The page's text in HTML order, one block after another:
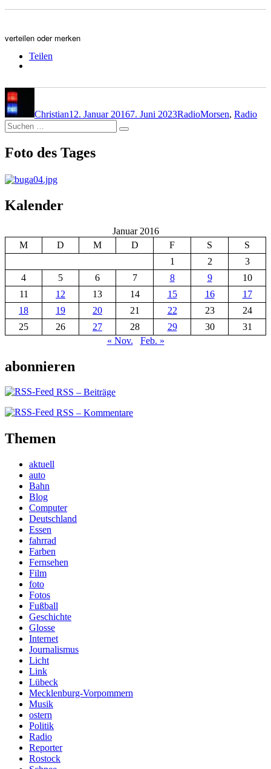
verteilen oder merken
Teilen
Christian12. Januar 20167. Juni 2023RadioMorsen, Radio
Suchen
nach:
Suchen
Foto des Tages
Kalender
Januar 2016
M
D M D F S
S
1
2
3
4
5 6 7 8 9
10
11
12 13 14 15 16
17
18
19 20 21 22 23
24
25
26 27 28 29 30
31
« Nov.
Feb. »
abonnieren
RSS – Beiträge
RSS – Kommentare
Themen
aktuell
auto
Bahn
Blog
Computer
Deutschland
Essen
fahrrad
Farben
Fernsehen
Film
foto
Fotos
Fußball
Geschichte
Glosse
Internet
Journalismus
Licht
Link
Lübeck
Mecklenburg-Vorpommern
Musik
ostern
Politik
Radio
Reporter
Rostock